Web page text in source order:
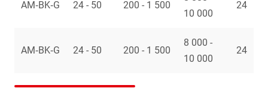
AM‑BK‑G 24 - 50 200 - 1 500
10 000
24
AM‑BK‑G 24 - 50 200 - 1 500
8 000 -
10 000
24